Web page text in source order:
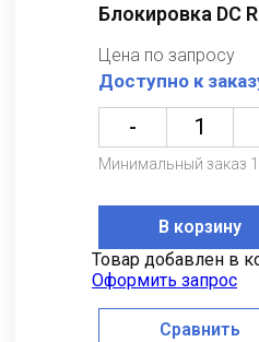
Блокировка DC
Цена по запросу
Доступно к
-
Минимальный заказ
В корзину
Товар добавлен в
Оформить запрос
Сравнить